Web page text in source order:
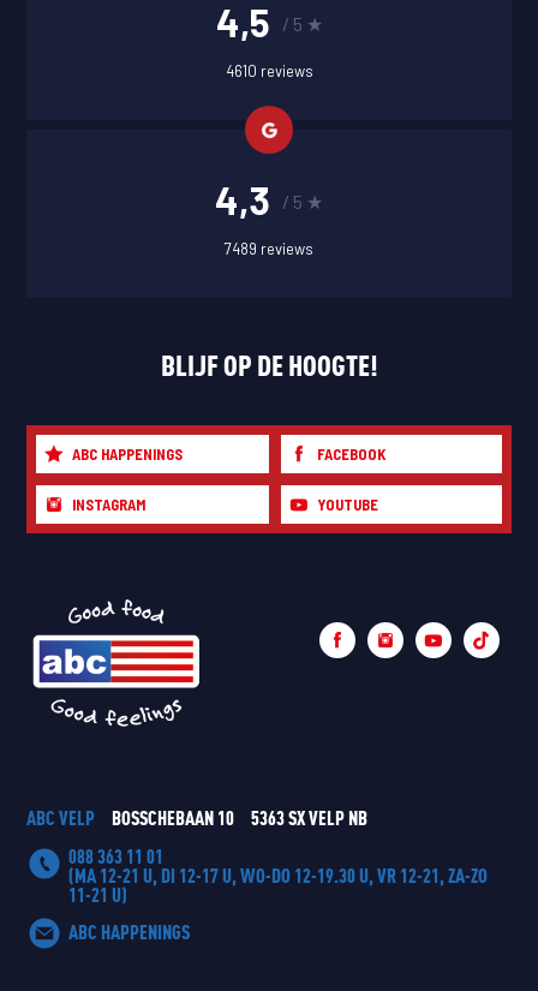
4,5 / 5 ★
4610 reviews
4,3 / 5 ★
7489 reviews
BLIJF OP DE HOOGTE!
ABC HAPPENINGS FACEBOOK
INSTAGRAM YOUTUBE
ABC VELP BOSSCHEBAAN 10
5363 SX VELP NB
088 363 11 01
(MA 12-21 U, DI 12-17 U, WO-DO 12-19.30 U, VR 12-21, ZA-ZO
11-21 U)
ABC HAPPENINGS